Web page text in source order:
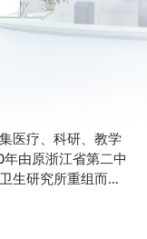
医疗、科研、教学
由原浙江省第二中
生研究所重组而